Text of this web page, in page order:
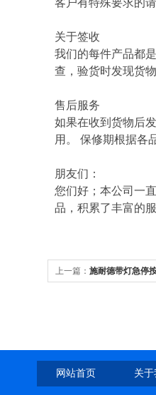
客户有特殊要求的
关于签收
我们的每件产品都
查，验货时发现货
售后服务
如果在收到货物后
用。 保修期根据各
朋友们：
您们好；本公司一
品，积累了丰富的
上一篇： 施耐德带灯急停
网站首页 关